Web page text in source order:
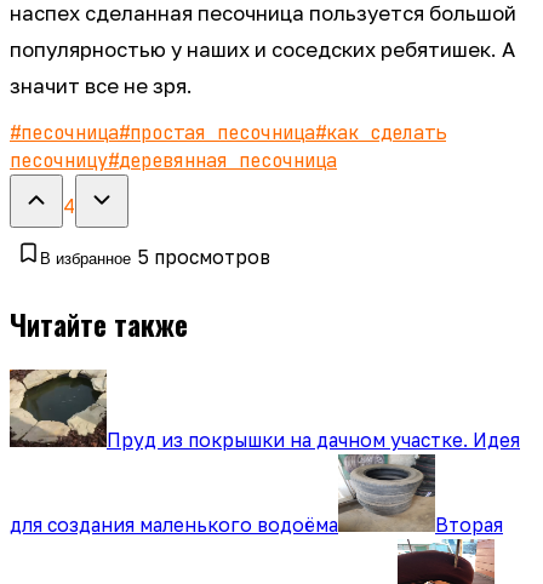
наспех сделанная песочница пользуется большой
популярностью у наших и соседских ребятишек. А
значит все не зря.
#песочница#простая песочница#как сделать
песочницу#деревянная песочница
4
В избранное 5 просмотров
Читайте также
Пруд из покрышки на дачном участке. Идея
для создания маленького водоёма Вторая